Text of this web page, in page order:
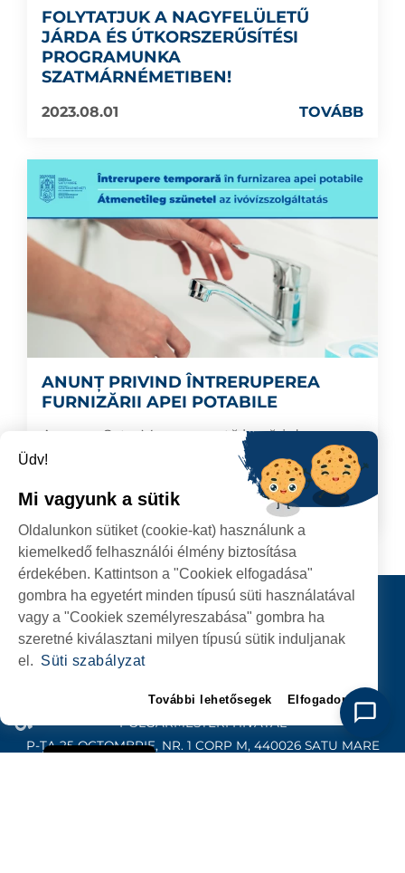
FOLYTATJUK A NAGYFELÜLETŰ
JÁRDA ÉS ÚTKORSZERŰSÍTÉSI
PROGRAMUNKA
SZATMÁRNÉMETIBEN!
2023.08.01 TOVÁBB
ANUNȚ PRIVIND ÎNTRERUPEREA
FURNIZĂRII APEI POTABILE
Apaserv Satu Mare execută lucrări de
racordare a generatorului de la Uzina de apă
2023.03.15
TOVÁBB
SZATMÁRNÉMETI
POLGÁRMESTERI HIVATAL
P-ȚA 25 OCTOMBRIE, NR. 1 CORP M, 440026 SATU MARE
Kapcsolat
KÖVESSENEK
Üdv!
Mi vagyunk a sütik
Oldalunkon sütiket (cookie-kat) használunk a
kiemelkedő felhasználói élmény biztosítása
érdekében. Kattintson a "Cookiek elfogadása"
gombra ha egyetért minden típusú süti használatával
vagy a "Cookiek személyreszabása" gombra ha
szeretné kiválasztani milyen típusú sütik induljanak
el. Süti szabályzat
További lehetősegek Elfogadom